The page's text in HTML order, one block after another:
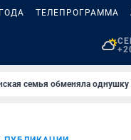
ТЕЛЕПРОГРАММА
семья обменяла однушку